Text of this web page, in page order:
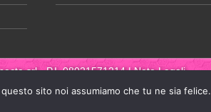
srl- P.I. 08021571214 |Note Legali
sito noi assumiamo che tu ne sia felice.